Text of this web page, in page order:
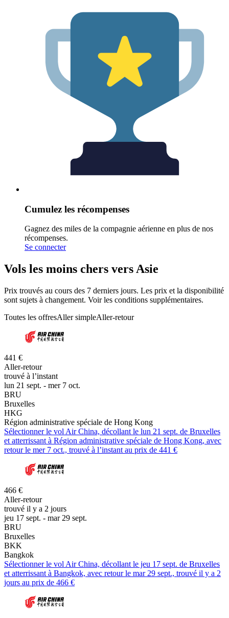
Cumulez les récompenses
Gagnez des miles de la compagnie aérienne en plus de nos
récompenses.
Se connecter
Vols les moins chers vers Asie
Prix trouvés au cours des 7 derniers jours. Les prix et la disponibilité
sont sujets à changement. Voir les conditions supplémentaires.
Toutes les offresAller simpleAller-retour
441 €
Aller-retour
trouvé à l’instant
lun 21 sept. - mer 7 oct.
BRU
Bruxelles
HKG
Région administrative spéciale de Hong Kong
Sélectionner le vol Air China, décollant le lun 21 sept. de Bruxelles
et atterrissant à Région administrative spéciale de Hong Kong, avec
retour le mer 7 oct., trouvé à l’instant au prix de 441 €
466 €
Aller-retour
trouvé il y a 2 jours
jeu 17 sept. - mar 29 sept.
BRU
Bruxelles
BKK
Bangkok
Sélectionner le vol Air China, décollant le jeu 17 sept. de Bruxelles
et atterrissant à Bangkok, avec retour le mar 29 sept., trouvé il y a 2
jours au prix de 466 €